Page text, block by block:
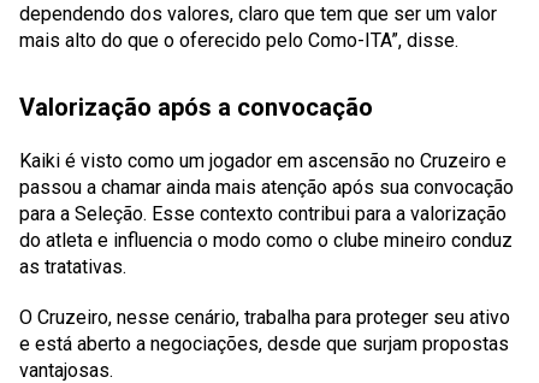
dependendo dos valores, claro que tem que ser um valor
mais alto do que o oferecido pelo Como-ITA”, disse.
Valorização após a convocação
Kaiki é visto como um jogador em ascensão no Cruzeiro e
passou a chamar ainda mais atenção após sua convocação
para a Seleção. Esse contexto contribui para a valorização
do atleta e influencia o modo como o clube mineiro conduz
as tratativas.
O Cruzeiro, nesse cenário, trabalha para proteger seu ativo
e está aberto a negociações, desde que surjam propostas
vantajosas.